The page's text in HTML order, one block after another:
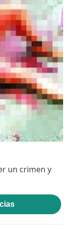
un crimen y